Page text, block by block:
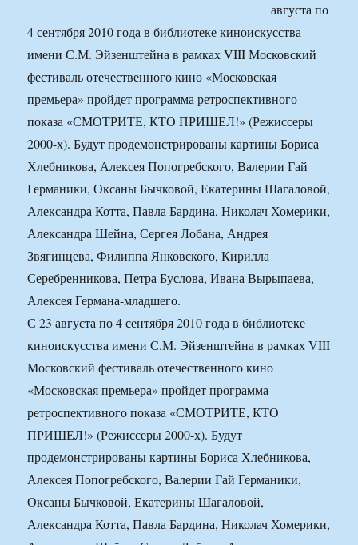
августа по
4 сентября 2010 года в библиотеке киноискусства
имени С.М. Эйзенштейна в рамках VIII Московский
фестиваль отечественного кино «Московская
премьера» пройдет программа ретроспективного
показа «СМОТРИТЕ, КТО ПРИШЕЛ!» (Режиссеры
2000-х). Будут продемонстрированы картины Бориса
Хлебникова, Алексея Попогребского, Валерии Гай
Германики, Оксаны Бычковой, Екатерины Шагаловой,
Александра Котта, Павла Бардина, Николач Хомерики,
Александра Шейна, Сергея Лобана, Андрея
Звягинцева, Филиппа Янковского, Кирилла
Серебренникова, Петра Буслова, Ивана Вырыпаева,
Алексея Германа-младшего.
С 23 августа по 4 сентября 2010 года в библиотеке
киноискусства имени С.М. Эйзенштейна в рамках VIII
Московский фестиваль отечественного кино
«Московская премьера» пройдет программа
ретроспективного показа «СМОТРИТЕ, КТО
ПРИШЕЛ!» (Режиссеры 2000-х). Будут
продемонстрированы картины Бориса Хлебникова,
Алексея Попогребского, Валерии Гай Германики,
Оксаны Бычковой, Екатерины Шагаловой,
Александра Котта, Павла Бардина, Николач Хомерики,